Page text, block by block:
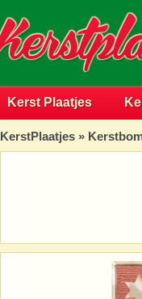
Kerst Plaatjes
KerstPlaatjes »